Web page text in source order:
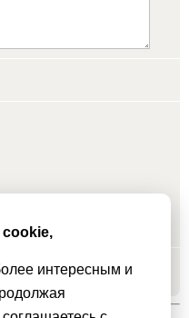
интересным и